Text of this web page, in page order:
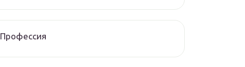
Профессия